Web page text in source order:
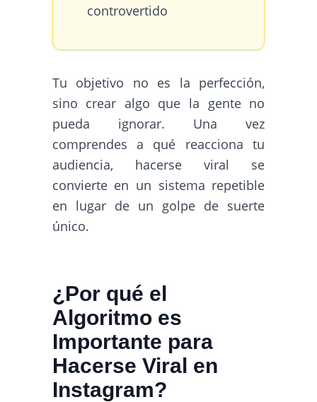
controvertido
Tu objetivo no es la perfección,
sino crear algo que la gente no
pueda ignorar. Una vez
comprendes a qué reacciona tu
audiencia, hacerse viral se
convierte en un sistema repetible
en lugar de un golpe de suerte
único.
¿Por qué el
Algoritmo es
Importante para
Hacerse Viral en
Instagram?